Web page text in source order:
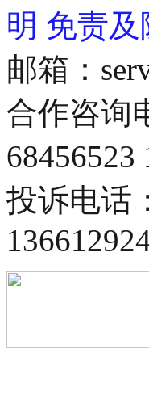
明 免责及
邮箱：
合作咨询
68456523
投诉电话